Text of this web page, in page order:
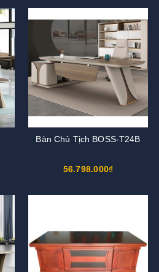
Bàn Chủ Tịch BOSS-T24B
56.798.000₫